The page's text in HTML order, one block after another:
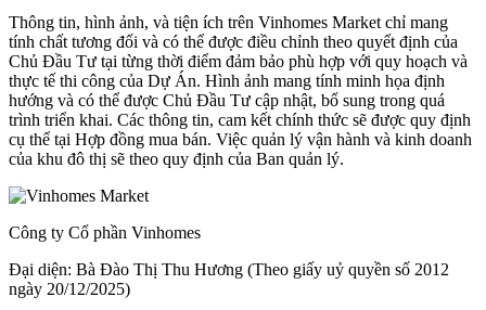
Thông tin, hình ảnh, và tiện ích trên Vinhomes Market chỉ mang
tính chất tương đối và có thể được điều chỉnh theo quyết định của
Chủ Đầu Tư tại từng thời điểm đảm bảo phù hợp với quy hoạch và
thực tế thi công của Dự Án. Hình ảnh mang tính minh họa định
hướng và có thể được Chủ Đầu Tư cập nhật, bổ sung trong quá
trình triển khai. Các thông tin, cam kết chính thức sẽ được quy định
cụ thể tại Hợp đồng mua bán. Việc quản lý vận hành và kinh doanh
của khu đô thị sẽ theo quy định của Ban quản lý.
Công ty Cổ phần Vinhomes
Đại diện: Bà Đào Thị Thu Hương (Theo giấy uỷ quyền số 2012
ngày 20/12/2025)